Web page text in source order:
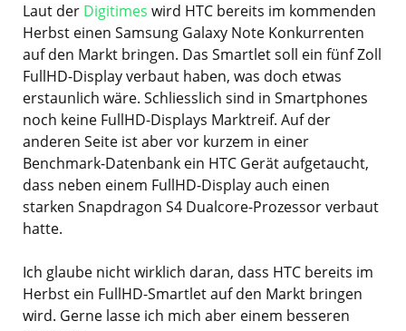
Laut der Digitimes wird HTC bereits im kommenden
Herbst einen Samsung Galaxy Note Konkurrenten
auf den Markt bringen. Das Smartlet soll ein fünf Zoll
FullHD-Display verbaut haben, was doch etwas
erstaunlich wäre. Schliesslich sind in Smartphones
noch keine FullHD-Displays Marktreif. Auf der
anderen Seite ist aber vor kurzem in einer
Benchmark-Datenbank ein HTC Gerät aufgetaucht,
dass neben einem FullHD-Display auch einen
starken Snapdragon S4 Dualcore-Prozessor verbaut
hatte.
Ich glaube nicht wirklich daran, dass HTC bereits im
Herbst ein FullHD-Smartlet auf den Markt bringen
wird. Gerne lasse ich mich aber einem besseren